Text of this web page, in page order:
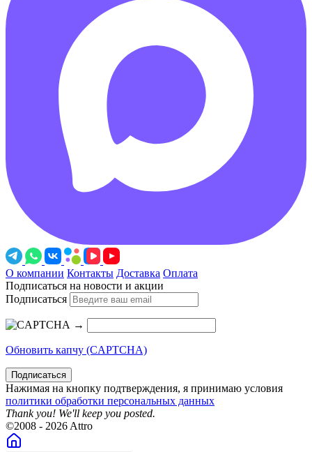
О компании Контакты Доставка Оплата
Подписаться на новости и акции
Подписаться
→
Обновить капчу (CAPTCHA)
Подписаться
Нажимая на кнопку подтверждения, я принимаю условия
политики обработки персональных данных
Thank you! We'll keep you posted.
©2008 - 2026 Attro